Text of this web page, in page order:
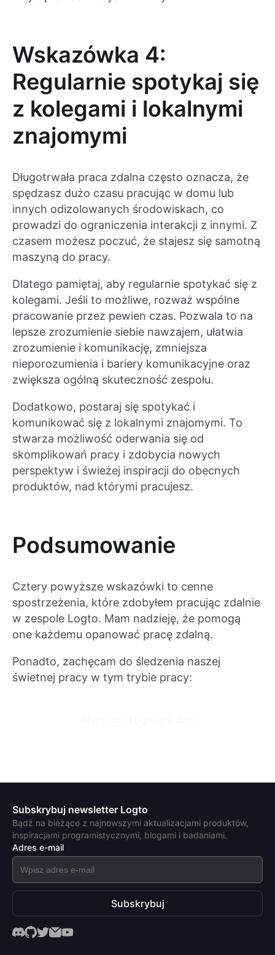
Wskazówka 4:
Regularnie spotykaj się
z kolegami i lokalnymi
znajomymi
Długotrwała praca zdalna często oznacza, że
spędzasz dużo czasu pracując w domu lub
innych odizolowanych środowiskach, co
prowadzi do ograniczenia interakcji z innymi. Z
czasem możesz poczuć, że stajesz się samotną
maszyną do pracy.
Dlatego pamiętaj, aby regularnie spotykać się z
kolegami. Jeśli to możliwe, rozważ wspólne
pracowanie przez pewien czas. Pozwala to na
lepsze zrozumienie siebie nawzajem, ułatwia
zrozumienie i komunikację, zmniejsza
nieporozumienia i bariery komunikacyjne oraz
zwiększa ogólną skuteczność zespołu.
Dodatkowo, postaraj się spotykać i
komunikować się z lokalnymi znajomymi. To
stwarza możliwość oderwania się od
skomplikowań pracy i zdobycia nowych
perspektyw i świeżej inspiracji do obecnych
produktów, nad którymi pracujesz.
Podsumowanie
Cztery powyższe wskazówki to cenne
spostrzeżenia, które zdobyłem pracując zdalnie
w zespole Logto. Mam nadzieję, że pomogą
one każdemu opanować pracę zdalną.
Ponadto, zachęcam do śledzenia naszej
świetnej pracy w tym trybie pracy:
Subskrybuj newsletter Logto
Bądź na bieżąco z najnowszymi aktualizacjami produktów,
inspiracjami programistycznymi, blogami i badaniami.
Adres e-mail
Subskrybuj